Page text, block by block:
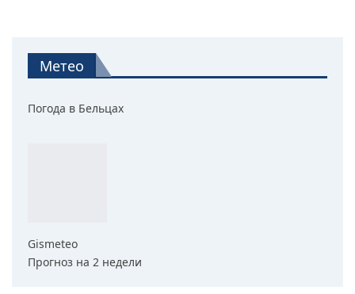
Метео
Погода в Бельцах
Gismeteo
Прогноз на 2 недели